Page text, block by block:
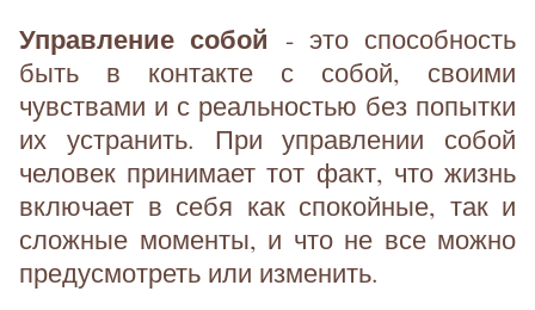
Управление собой - это способность
быть в контакте с собой, своими
чувствами и с реальностью без попытки
их устранить. При управлении собой
человек принимает тот факт, что жизнь
включает в себя как спокойные, так и
сложные моменты, и что не все можно
предусмотреть или изменить.